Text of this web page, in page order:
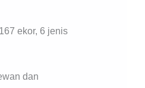
ekor, 6 jenis
dan